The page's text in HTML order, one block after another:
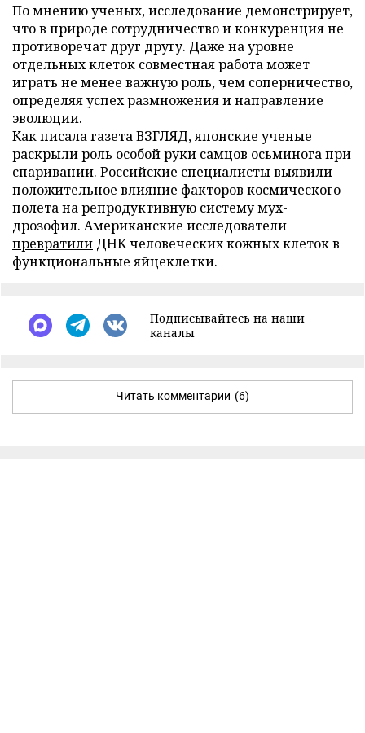
По мнению ученых, исследование демонстрирует,
что в природе сотрудничество и конкуренция не
противоречат друг другу. Даже на уровне
отдельных клеток совместная работа может
играть не менее важную роль, чем соперничество,
определяя успех размножения и направление
эволюции.
Как писала газета ВЗГЛЯД, японские ученые
раскрылироль особой руки самцов осьминога при
спаривании. Российские специалистывыявили
положительное влияние факторов космического
полета на репродуктивную систему мух-
дрозофил. Американские исследователи
превратили ДНК человеческих кожных клеток в
функциональные яйцеклетки.
Подписывайтесь на наши
каналы
Читать комментарии (6)